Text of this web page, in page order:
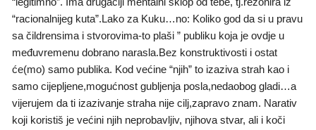
“racionalnijeg kuta”.Lako za Kuku…no: Koliko god da si u pravu
sa čildrensima i stvorovima-to plaši ” publiku koja je ovdje u
međuvremenu dobrano narasla.Bez konstruktivosti i ostat
će(mo) samo publika. Kod većine “njih” to izaziva strah kao i
samo cijepljene,mogućnost gubljenja posla,nedaobog gladi…a
vijerujem da ti izazivanje straha nije cilj,zapravo znam. Narativ
koji koristiš je većini njih neprobavljiv, njihova stvar, ali i koči